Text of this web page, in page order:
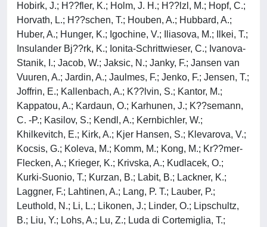
Hobirk, J.; H??fler, K.; Holm, J. H.; H??lzl, M.; Hopf, C.;
Horvath, L.; H??schen, T.; Houben, A.; Hubbard, A.;
Huber, A.; Hunger, K.; Igochine, V.; Iliasova, M.; Ilkei, T.;
Insulander Bj??rk, K.; Ionita-Schrittwieser, C.; Ivanova-
Stanik, I.; Jacob, W.; Jaksic, N.; Janky, F.; Jansen van
Vuuren, A.; Jardin, A.; Jaulmes, F.; Jenko, F.; Jensen, T.;
Joffrin, E.; Kallenbach, A.; K??lvin, S.; Kantor, M.;
Kappatou, A.; Kardaun, O.; Karhunen, J.; K??semann,
C. -P.; Kasilov, S.; Kendl, A.; Kernbichler, W.;
Khilkevitch, E.; Kirk, A.; Kjer Hansen, S.; Klevarova, V.;
Kocsis, G.; Koleva, M.; Komm, M.; Kong, M.; Kr??mer-
Flecken, A.; Krieger, K.; Krivska, A.; Kudlacek, O.;
Kurki-Suonio, T.; Kurzan, B.; Labit, B.; Lackner, K.;
Laggner, F.; Lahtinen, A.; Lang, P. T.; Lauber, P.;
Leuthold, N.; Li, L.; Likonen, J.; Linder, O.; Lipschultz,
B.; Liu, Y.; Lohs, A.; Lu, Z.; Luda di Cortemiglia, T.;